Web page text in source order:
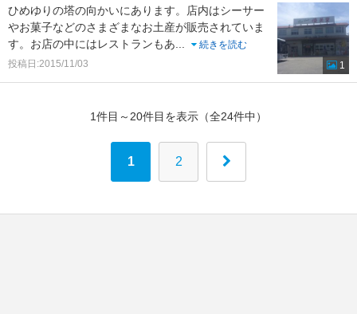
ひめゆりの塔の向かいにあります。店内はシーサー
やお菓子などのさまざまなお土産が販売されていま
す。お店の中にはレストランもあ...
続きを読む
投稿日:2015/11/03
1
1件目～20件目を表示（全24件中）
1 2